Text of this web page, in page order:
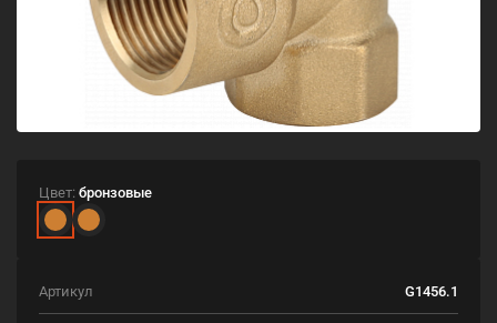
Цвет: бронзовые
Артикул G1456.1